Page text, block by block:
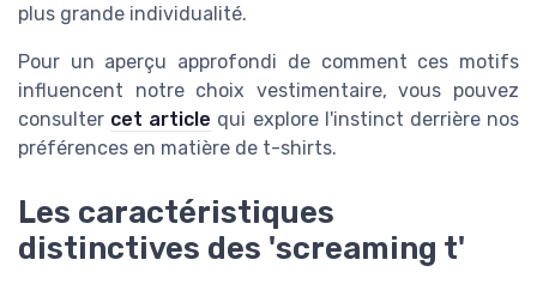
plus grande individualité.
Pour un aperçu approfondi de comment ces motifs
influencent notre choix vestimentaire, vous pouvez
consulter cet article qui explore l'instinct derrière nos
préférences en matière de t-shirts.
Les caractéristiques
distinctives des 'screaming t'